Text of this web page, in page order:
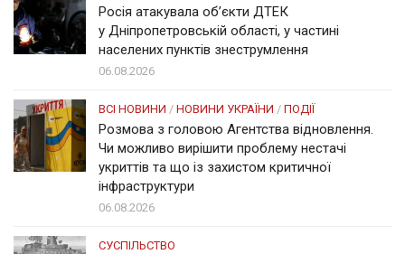
Росія атакувала об’єкти ДТЕК
у Дніпропетровській області, у частині
населених пунктів знеструмлення
06.08.2026
ВСІ НОВИНИ / НОВИНИ УКРАЇНИ / ПОДІЇ
Розмова з головою Агентства відновлення.
Чи можливо вирішити проблему нестачі
укриттів та що із захистом критичної
інфраструктури
06.08.2026
СУСПІЛЬСТВО